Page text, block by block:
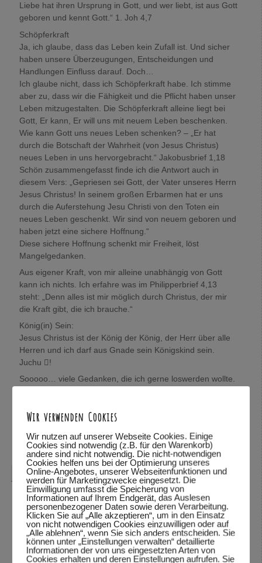
Liebe hat ihren Ursprung in Gott, und wer liebt, ist aus Gott
geboren und kennt Gott.“ 1. Joh 4,7
Schöpferkraft
Ja, ich glaube, dass das Leben kein Zufall ist. Und sicher
haben unsere Überzeugungen, Entscheidungen und
Handlungen Einfluss darauf. Doch…
Ich glaube nicht, dass ich Schöpferkraft habe. Ich stimme
aber zu, dass wir die Fähigkeit und die Pflicht haben unser
Leben mitzugestalten. Die Schöpferkraft alleine liegt bei
Gott, Er kann, Er will uns mit neuem Leben beschenken.
Wie kann Gott uns neues Leben schenken? – „Er hat
durch die Botschaft der Wahrheit (von Jesus Christus)
neues Leben in uns hervorgebracht.“ Jakobusbrief 1,18
Schön zusammengefasst finde ich die Antwort auch in
diesem Vers: „Gepriesen sei Gott, der Vater unseres Herrn
Jesus Christus! In seinem großen Erbarmen hat er uns
durch die Auferstehung Jesu Christi von den Toten ein
neues Leben geschenkt. Wir sind von neuem geboren und
haben jetzt eine sichere Hoffnung.“
Diese sichere Hoffnung schenkt mir Freiheit, löst
Mangelgedanken.
Aus eigener Kraft, von mir alleine unabhängig von Gott
kann ich nichts. Ich erfahre was im Philipperbrief 4,13
steht: „Denn alles ist mir möglich durch Christus, der mir
die Kraft gibt, die ich brauche.“
König(in) Sein:
Jesus Christus ist der König der König, der Herr über alle
Herren und ich darf aus Gnade sein Königskind sein.
Juchu !
Sooooo… viele Gedanken, die ich gerne loswerden wollte.
In Verbundenheit,
Mira
Antworten↓
Wolfgang Dodelsagte am28.10.2015 um 22:08 :
Hallo Mira,
vielen Dank für das mitteilen deiner Gedanken. Schön,
dass du so viele Bibelstellen zitieren kannst und mit uns
teilst.
Was ich über deine Gedanken denke? Ich habe deine
Wir verwenden Cookies
Wir nutzen auf unserer Webseite Cookies. Einige
Cookies sind notwendig (z.B. für den Warenkorb)
andere sind nicht notwendig. Die nicht-notwendigen
Cookies helfen uns bei der Optimierung unseres
Online-Angebotes, unserer Webseitenfunktionen und
werden für Marketingzwecke eingesetzt. Die
Einwilligung umfasst die Speicherung von
Informationen auf Ihrem Endgerät, das Auslesen
personenbezogener Daten sowie deren Verarbeitung.
Klicken Sie auf „Alle akzeptieren“, um in den Einsatz
von nicht notwendigen Cookies einzuwilligen oder auf
„Alle ablehnen“, wenn Sie sich anders entscheiden. Sie
können unter „Einstellungen verwalten“ detaillierte
Informationen der von uns eingesetzten Arten von
Cookies erhalten und deren Einstellungen aufrufen. Sie